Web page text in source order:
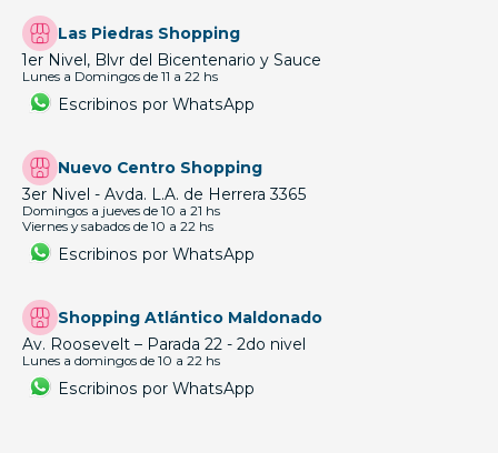
Las Piedras Shopping
1er Nivel, Blvr del Bicentenario y Sauce
Lunes a Domingos de 11 a 22 hs
Escribinos por WhatsApp
Nuevo Centro Shopping
3er Nivel - Avda. L.A. de Herrera 3365
Domingos a jueves de 10 a 21 hs
Viernes y sabados de 10 a 22 hs
Escribinos por WhatsApp
Shopping Atlántico Maldonado
Av. Roosevelt – Parada 22 - 2do nivel
Lunes a domingos de 10 a 22 hs
Escribinos por WhatsApp